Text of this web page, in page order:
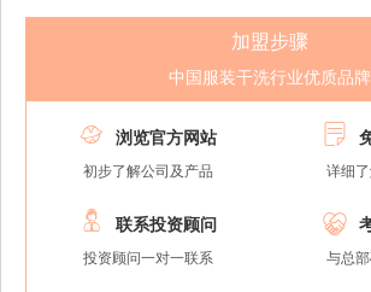
加盟步骤
中国服装干洗行业优质品牌
 浏览官方网站
初步了解公司及产品

详细
 联系投资顾问
投资顾问一对一联系

与总